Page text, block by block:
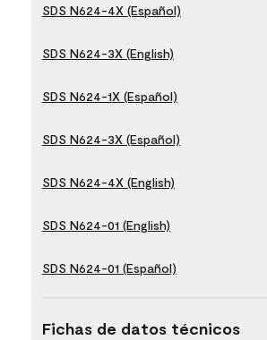
SDS N624-4X (Español)
SDS N624-3X (English)
SDS N624-1X (Español)
SDS N624-3X (Español)
SDS N624-4X (English)
SDS N624-01 (English)
SDS N624-01 (Español)
Fichas de datos técnicos